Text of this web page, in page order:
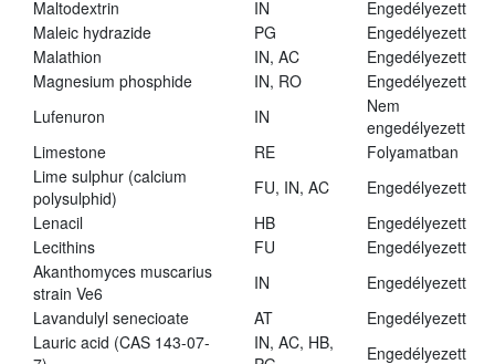
Maltodextrin
IN
Engedélyezett
Maleic hydrazide
PG
Engedélyezett
Malathion
IN, AC
Engedélyezett
Magnesium phosphide
IN, RO
Engedélyezett
Lufenuron
IN
Nem
engedélyezett
Limestone
RE
Folyamatban
Lime sulphur (calcium
polysulphid)
FU, IN, AC
Engedélyezett
Lenacil
HB
Engedélyezett
Lecithins
FU
Engedélyezett
Akanthomyces muscarius
strain Ve6
IN
Engedélyezett
Lavandulyl senecioate
AT
Engedélyezett
Lauric acid (CAS 143-07-
IN, AC, HB,
Engedélyezett